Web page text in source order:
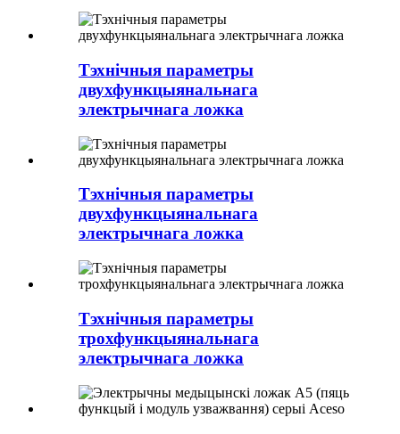
Тэхнічныя параметры
двухфункцыянальнага
электрычнага ложка
Тэхнічныя параметры
двухфункцыянальнага
электрычнага ложка
Тэхнічныя параметры
трохфункцыянальнага
электрычнага ложка